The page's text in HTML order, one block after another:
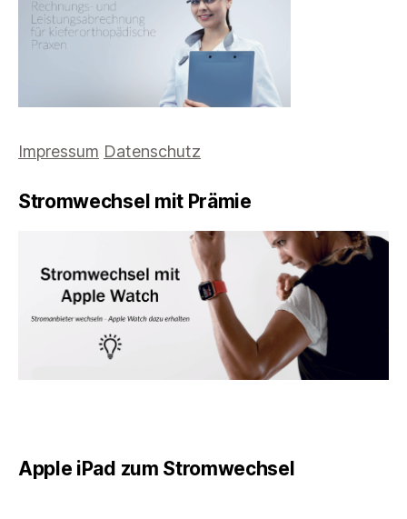
Impressum Datenschutz
Stromwechsel mit Prämie
Apple iPad zum Stromwechsel